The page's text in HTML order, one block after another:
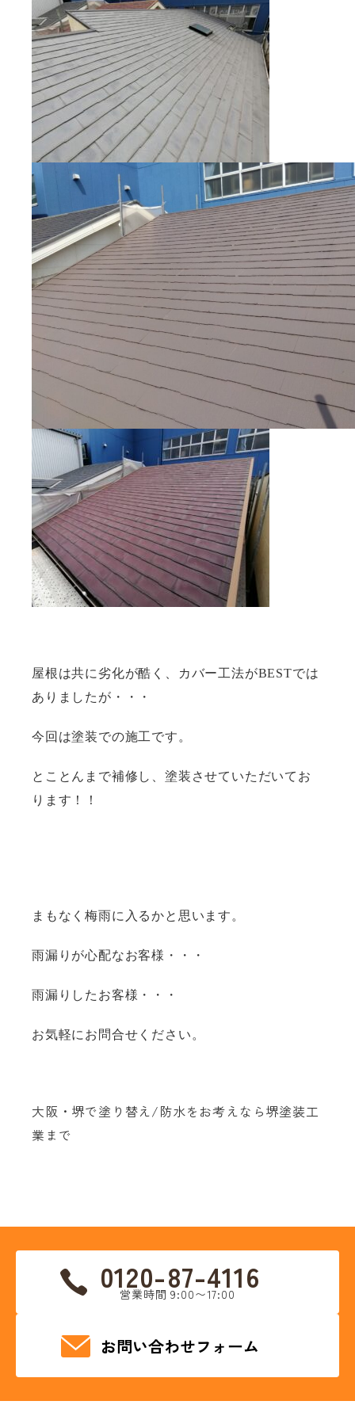
屋根は共に劣化が酷く、カバー工法がBESTでは
ありましたが・・・
今回は塗装での施工です。
とことんまで補修し、塗装させていただいてお
ります！！
まもなく梅雨に入るかと思います。
雨漏りが心配なお客様・・・
雨漏りしたお客様・・・
お気軽にお問合せください。
大阪・堺で塗り替え/防水をお考えなら堺塗装工
業まで
0120-87-4116
営業時間 9:00〜17:00
お問い合わせフォーム